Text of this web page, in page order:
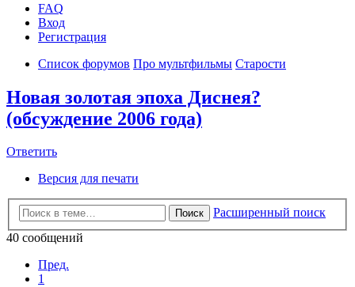
FAQ
Вход
Регистрация
Список форумов Про мультфильмы Старости
Новая золотая эпоха Диснея?
(обсуждение 2006 года)
Ответить
Версия для печати
Поиск
Расширенный поиск
40 сообщений
Пред.
1